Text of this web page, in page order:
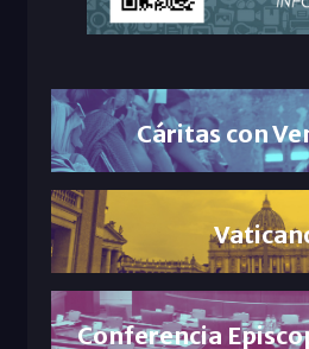
Cáritas con
Conferencia